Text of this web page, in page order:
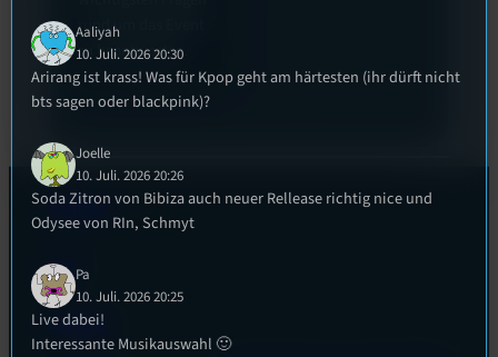
rund um das Event
zu beantworten.
Kontakt
FAQ
Satzung
Aaliyah
10. Juli. 2026 20:30
Arirang ist krass! Was für Kpop geht am härtesten (ihr dürft nicht
bts sagen oder blackpink)?
Joelle
10. Juli. 2026 20:26
Soda Zitron von Bibiza auch neuer Rellease richtig nice und
Odysee von RIn, Schmyt
Pa
10. Juli. 2026 20:25
Live dabei!
Interessante Musikauswahl 🙂